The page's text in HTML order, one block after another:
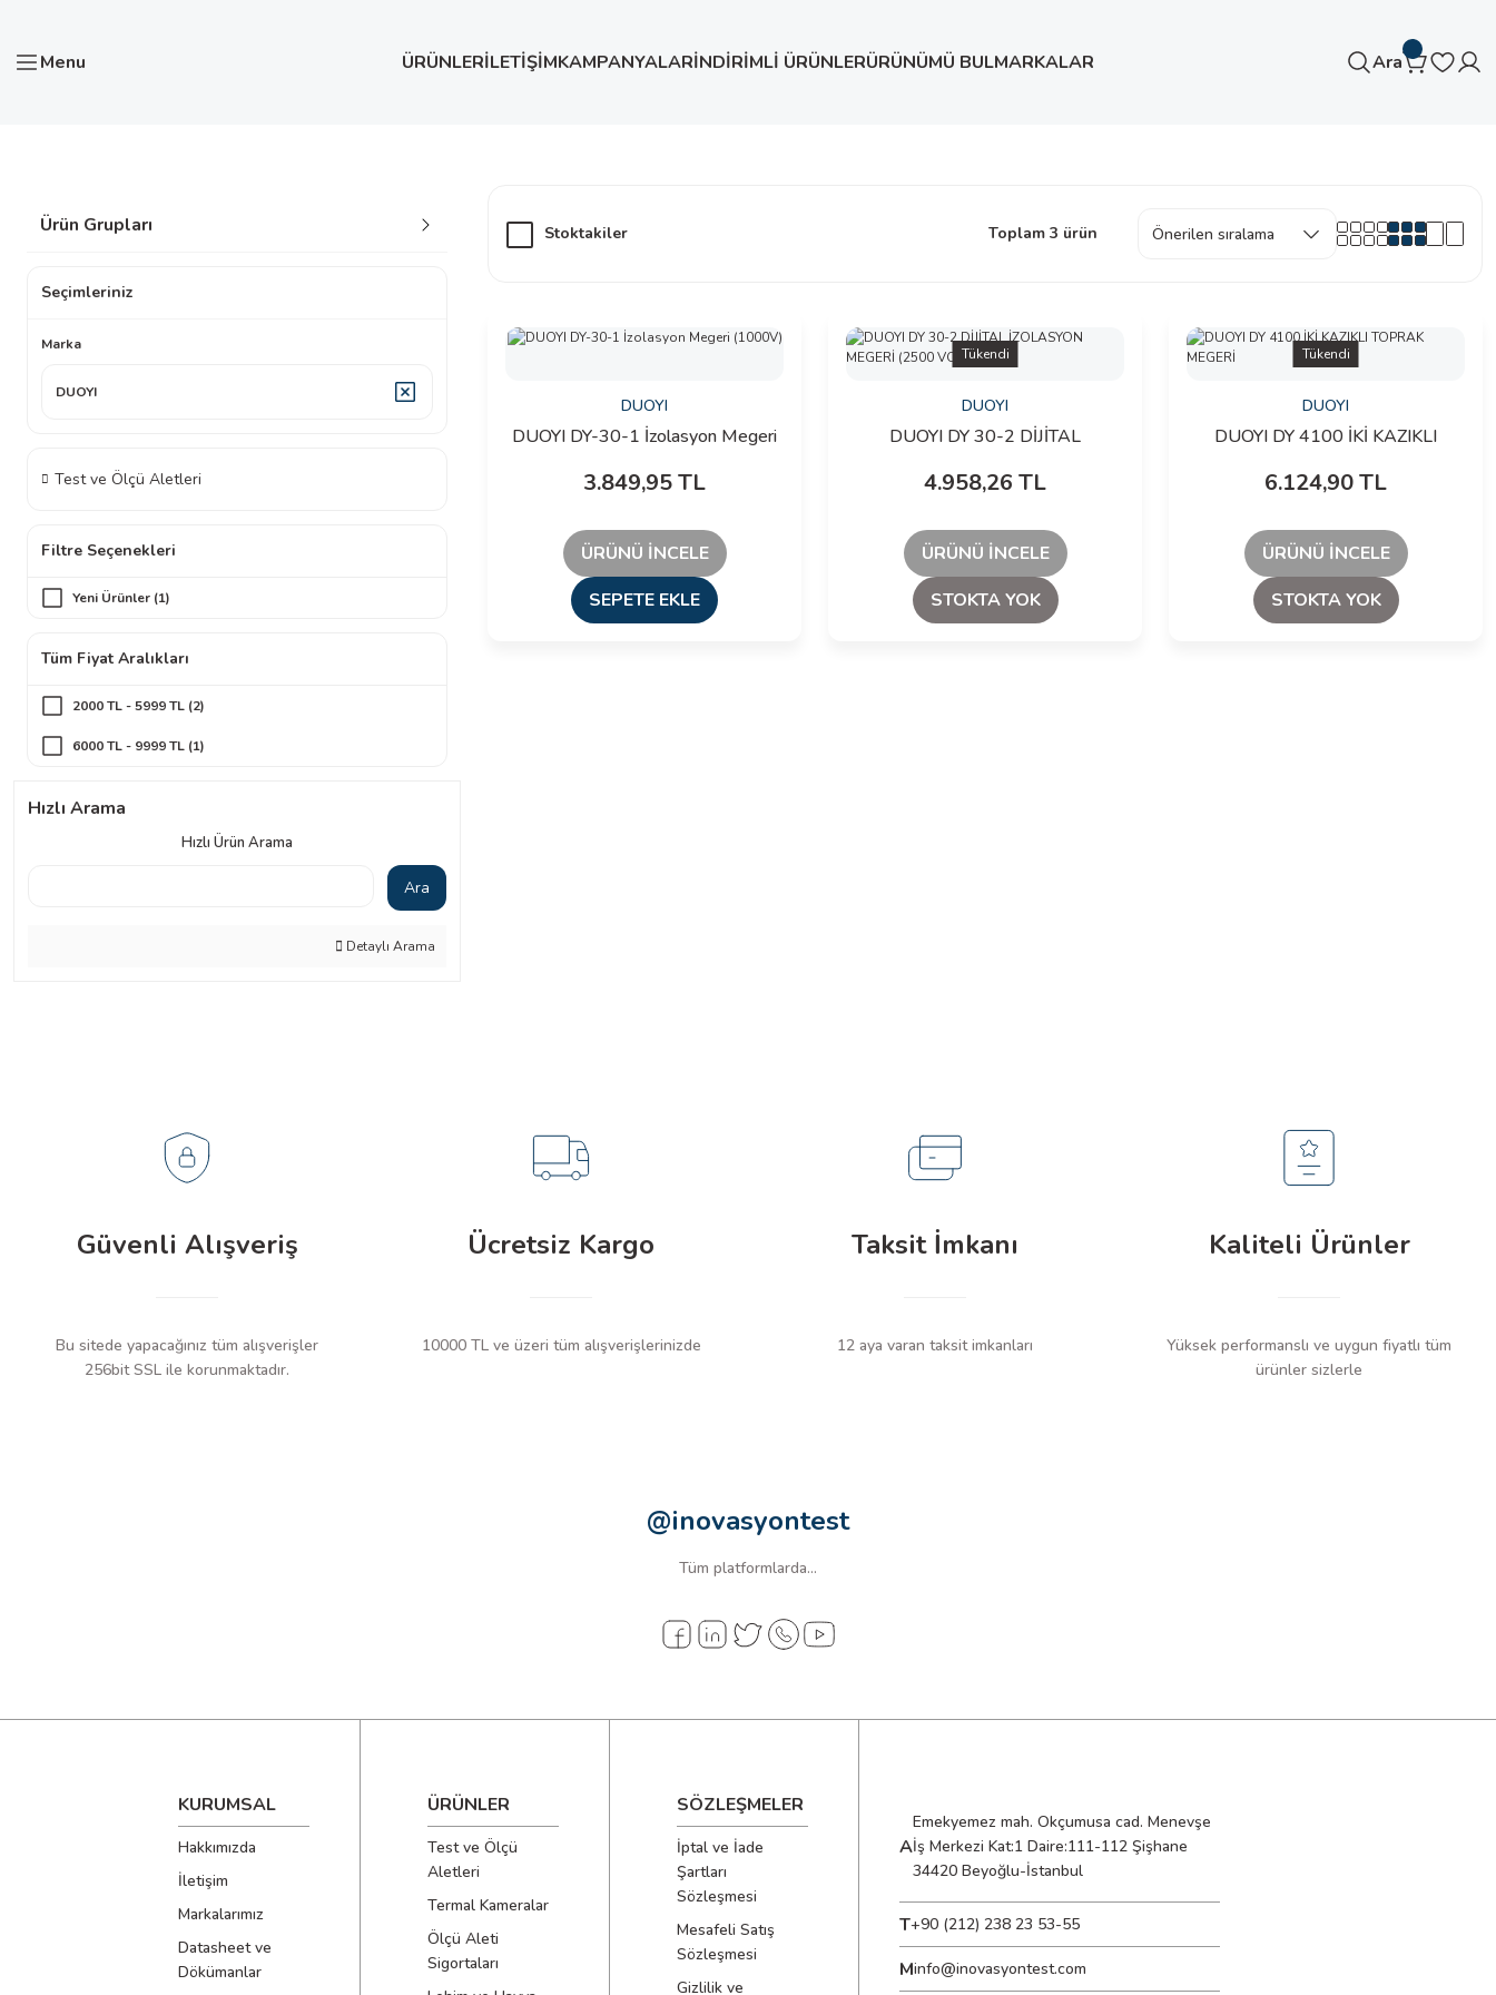
Menu ÜRÜNLERİLETİŞİMKAMPANYALARİNDİRİMLİ ÜRÜNLERÜRÜNÜMÜ BULMARKALAR Ara
Ürün Grupları
Seçimleriniz
Marka
DUOYI
Test ve Ölçü Aletleri
Filtre Seçenekleri
Yeni Ürünler (1)
Tüm Fiyat Aralıkları
2000 TL - 5999 TL (2)
6000 TL - 9999 TL (1)
Hızlı Arama
Hızlı Ürün Arama
Ara
Detaylı Arama
Stoktakiler Toplam 3 ürün
DUOYI
DUOYI DY-30-1 İzolasyon Megeri
3.849,95 TL
ÜRÜNÜ İNCELE
SEPETE EKLE
Tükendi
DUOYI
DUOYI DY 30-2 DİJİTAL
VOLT)
4.958,26 TL
ÜRÜNÜ İNCELE
STOKTA YOK
Tükendi
DUOYI
DUOYI DY 4100 İKİ KAZIKLI
6.124,90 TL
ÜRÜNÜ İNCELE
STOKTA YOK
Güvenli Alışveriş
Bu sitede yapacağınız tüm alışverişler
256bit SSL ile korunmaktadır.
Ücretsiz Kargo
10000 TL ve üzeri tüm alışverişlerinizde
Taksit İmkanı
12 aya varan taksit imkanları
Kaliteli Ürünler
Yüksek performanslı ve uygun fiyatlı tüm
ürünler sizlerle
@inovasyontest
Tüm platformlarda...
KURUMSAL
Hakkımızda
İletişim
Markalarımız
Datasheet ve
Dökümanlar
ÜRÜNLER
Test ve Ölçü
Aletleri
Termal Kameralar
Ölçü Aleti
Sigortaları
SÖZLEŞMELER
İptal ve İade
Şartları
Sözleşmesi
Mesafeli Satış
Sözleşmesi
Gizlilik ve
A
Emekyemez mah. Okçumusa cad. Menevşe
İş Merkezi Kat:1 Daire:111-112 Şişhane
34420 Beyoğlu-İstanbul
T+90 (212) 238 23 53-55
Minfo@inovasyontest.com